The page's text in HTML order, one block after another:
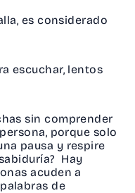
es considerado
escuchar, lentos
sin comprender
porque solo
pausa y respire
Hay
acuden a
de